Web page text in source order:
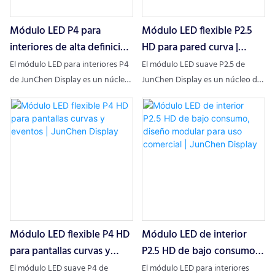
3840 Hz y una instalación sin
herramientas. Son ideales para
reuniones, centros comerciales,
publicidad en interiores y
vestíbulos, ofreciendo un
consumo y una fiabilidad
duradera.
y larga durabilidad, ideal para
centros comerciales, reuniones
corporativas, publicidad en
interiores y vestíbulos.
Módulo LED P4 para
interiores de alta definición
y ahorro de energía para
centros comerciales,
reuniones y publicidad en
interiores | JunChen Display
El módulo LED para interiores P4
de JunChen Display es un núcleo
de pantalla de alto rendimiento
para interiores con una densidad
de píxeles de 62 500 puntos/㎡.
Como módulo LED para interiores
reuniones corporativas,
publicidad en interiores y
vestíbulos, ofreciendo una
calidad consistente y bajos
Módulo LED flexible P2.5
HD para pared curva |
JunChen Display
El módulo LED suave P2.5 de
JunChen Display es un núcleo de
pantalla flexible y profesional
para diversos escenarios. Con
una distancia entre píxeles de 2,5
mm (160 000 puntos/㎡), material
irregulares. Es ideal para pantallas
publicitarias curvas, fondos de
escenario e instalaciones
creativas, integrando imágenes
Módulo LED flexible P4 HD
para pantallas curvas y
eventos | JunChen Display
El módulo LED suave P4 de
Módulo LED de interior
P2.5 HD de bajo consumo,
diseño modular para uso
El módulo LED para interiores